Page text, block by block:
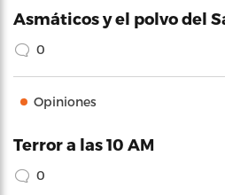
Asmáticos y el polvo del
0
Opiniones
Terror a las 10 AM
0